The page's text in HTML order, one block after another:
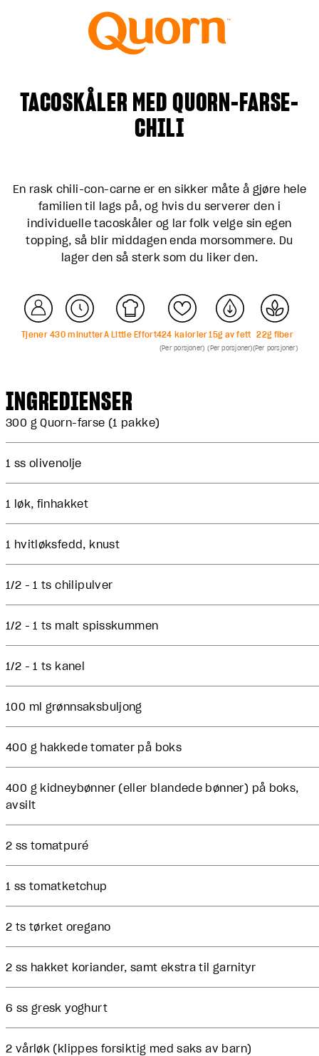
TACOSKÅLER MED QUORN-FARSE-
CHILI
En rask chili-con-carne er en sikker måte å gjøre hele
familien til lags på, og hvis du serverer den i
individuelle tacoskåler og lar folk velge sin egen
topping, så blir middagen enda morsommere. Du
lager den så sterk som du liker den.
Tjener430 minutterA Little Effort424 kalorier
(Per porsjoner)
15g av fett
(Per porsjoner)
22g fiber
(Per porsjoner)
INGREDIENSER
300 g Quorn-farse (1 pakke)
1 ss olivenolje
1 løk, finhakket
1 hvitløksfedd, knust
1/2 - 1 ts chilipulver
1/2 - 1 ts malt spisskummen
1/2 - 1 ts kanel
100 ml grønnsaksbuljong
400 g hakkede tomater på boks
400 g kidneybønner (eller blandede bønner) på boks,
avsilt
2 ss tomatpuré
1 ss tomatketchup
2 ts tørket oregano
2 ss hakket koriander, samt ekstra til garnityr
6 ss gresk yoghurt
2 vårløk (klippes forsiktig med saks av barn)